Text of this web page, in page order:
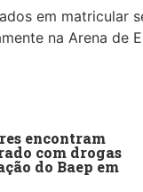
em
na Arena de
encontram
com drogas
do Baep em